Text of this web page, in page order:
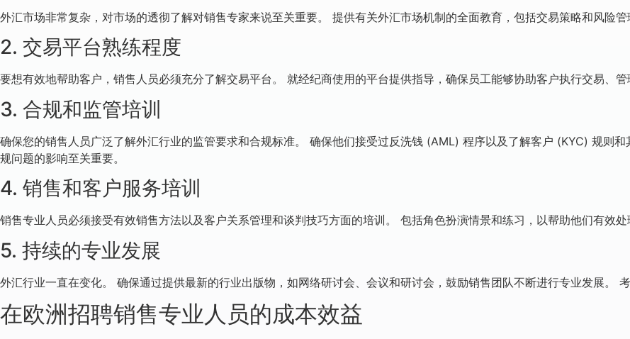
外汇市场非常复杂，对市场的透彻了解对销售专家来说至关重要。 提供有关外汇市场机制的全面教育，包括交易策略和风险
2. 交易平台熟练程度
要想有效地帮助客户，销售人员必须充分了解交易平台。 就经纪商使用的平台提供指导，确保员工能够协助客户执行交易、管
3. 合规和监管培训
确保您的销售人员广泛了解外汇行业的监管要求和合规标准。 确保他们接受过反洗钱 (AML) 程序以及了解客户 (KYC) 规则
规问题的影响至关重要。
4. 销售和客户服务培训
销售专业人员必须接受有效销售方法以及客户关系管理和谈判技巧方面的培训。 包括角色扮演情景和练习，以帮助他们有效处
5. 持续的专业发展
外汇行业一直在变化。 确保通过提供最新的行业出版物，如网络研讨会、会议和研讨会，鼓励销售团队不断进行专业发展。
在欧洲招聘销售专业人员的成本效益